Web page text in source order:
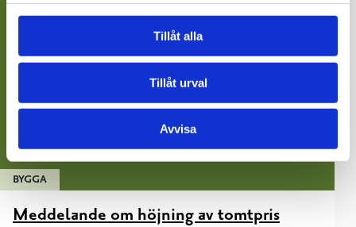
Tillåt alla
Tillåt urval
Avvisa
BYGGA
Meddelande om höjning av tomtpris